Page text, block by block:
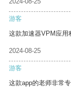
游客
这款加速器VPM应用
2024-08-25
游客
这款app的老师非常